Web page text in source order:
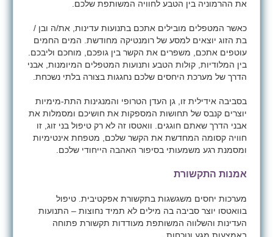
את ההרמוניה בין הטבע לחוויה המשותפת שלכם.
כאשר המטפלים מובילים אתכם בתנועות עדינות, את/ה ובן /
בת הזוג יוצאים למסע של רומנטיקה מחודשת. המים החמים
עוטפים אתכם, משפרים את הקשר בין גופכם, מוחכם וליבכם.
בין המלודיות, קולות הטבע ותנועות המטפלים המיומנות, אבני
הדרך של מערכת היחסים שלכם נחגגות בצורה בלתי נשכחת.
בסביבה אידילית זו, גן העדן הטרופי והמנגינות התת-מימיות
יוצרים קנבס של תחושות המספקות את חושיכם ומסמלות את
אבני הדרך שאתם חוגגים. וואטסו זה לא רק טיפול בני זוג, זו
חוויה קסומה המחדשת את הקשר שלכם, מטפחת אינטימיות
ומסמנת רגע משמעותי בסיפור האהבה הייחודי שלכם.
אמנות התקשורת
מערכות יחסים משגשגות בתקשורת אפקטיבית. טיפול
בוואטסו יוצר סביבה בה מילים לא תמיד נחוצות – התנועות
העדינות והשלווה המשותפת מעודדות תקשורת פתוחה